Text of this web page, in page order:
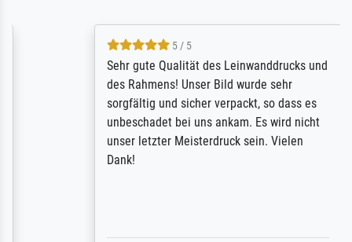
5 / 5
Sehr gute Qualität des Leinwanddrucks und
des Rahmens! Unser Bild wurde sehr
sorgfältig und sicher verpackt, so dass es
unbeschadet bei uns ankam. Es wird nicht
unser letzter Meisterdruck sein. Vielen